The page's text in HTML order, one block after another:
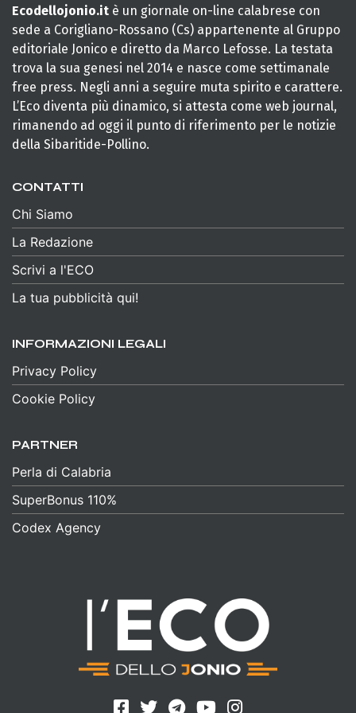
Ecodellojonio.it è un giornale on-line calabrese con
sede a Corigliano-Rossano (Cs) appartenente al Gruppo
editoriale Jonico e diretto da Marco Lefosse. La testata
trova la sua genesi nel 2014 e nasce come settimanale
free press. Negli anni a seguire muta spirito e carattere.
L’Eco diventa più dinamico, si attesta come web journal,
rimanendo ad oggi il punto di riferimento per le notizie
della Sibaritide-Pollino.
CONTATTI
Chi Siamo
La Redazione
Scrivi a l'ECO
La tua pubblicità qui!
INFORMAZIONI LEGALI
Privacy Policy
Cookie Policy
PARTNER
Perla di Calabria
SuperBonus 110%
Codex Agency